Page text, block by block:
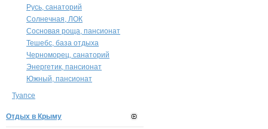
Русь, санаторий
Солнечная, ЛОК
Сосновая роща, пансионат
Тешебс, база отдыха
Черноморец, санаторий
Энергетик, пансионат
Южный, пансионат
Туапсе
Отдых в Крыму